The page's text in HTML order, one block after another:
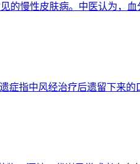
的慢性皮肤病。中医认为，
指中风经治疗后遗留下来